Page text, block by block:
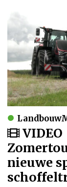
nieuwe